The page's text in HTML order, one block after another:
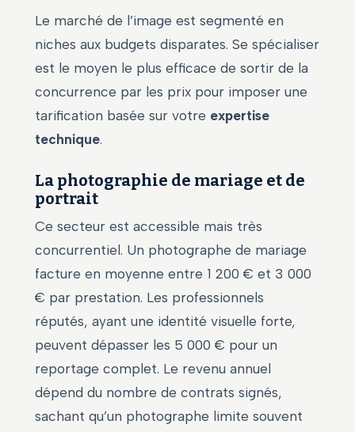
Le marché de l’image est segmenté en
niches aux budgets disparates. Se spécialiser
est le moyen le plus efficace de sortir de la
concurrence par les prix pour imposer une
tarification basée sur votre expertise
technique.
La photographie de mariage et de
portrait
Ce secteur est accessible mais très
concurrentiel. Un photographe de mariage
facture en moyenne entre 1 200 € et 3 000
€ par prestation. Les professionnels
réputés, ayant une identité visuelle forte,
peuvent dépasser les 5 000 € pour un
reportage complet. Le revenu annuel
dépend du nombre de contrats signés,
sachant qu’un photographe limite souvent